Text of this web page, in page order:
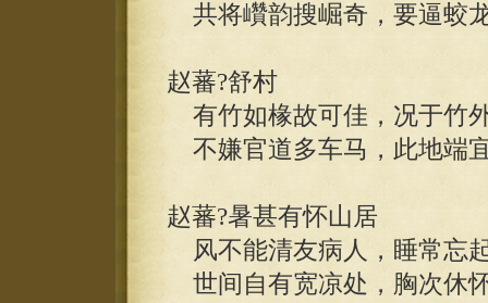
共将巑韵搜崛奇，要逼蛟
赵蕃?舒村
有竹如椽故可佳，况于竹
不嫌官道多车马，此地端
赵蕃?暑甚有怀山居
风不能清友病人，睡常忘
世间自有宽凉处，胸次休